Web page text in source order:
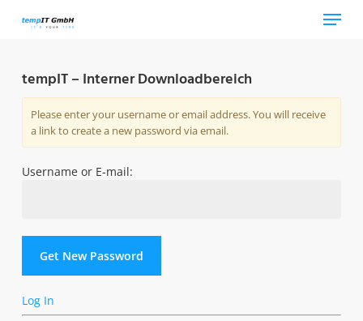
Menu
tempIT – Interner Downloadbereich
Please enter your username or email address. You will receive
a link to create a new password via email.
Username or E-mail:
Log In